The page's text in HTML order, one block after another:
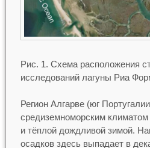
Рис. 1. Схема расположения
исследований лагуны Риа
Регион Алгарве (юг
средиземноморским
и тёплой дождливой зимой.
осадков здесь выпадает в